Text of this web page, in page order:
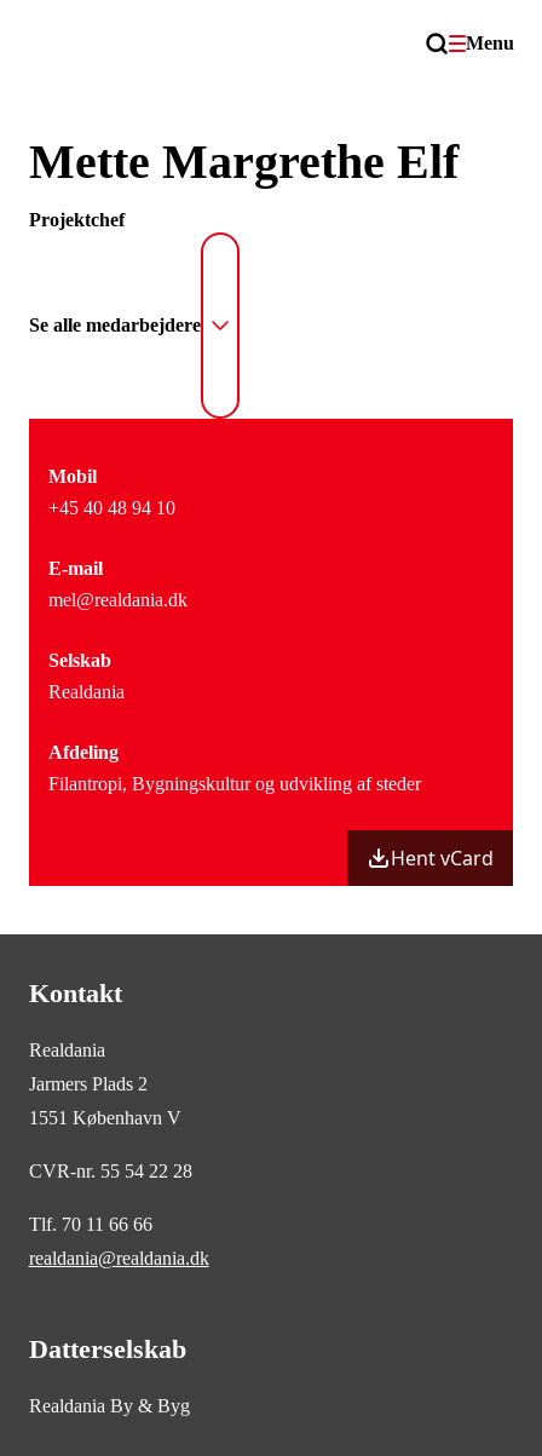
Menu
Mette Margrethe Elf
Projektchef
Se alle medarbejdere
Mobil
+45 40 48 94 10
E-mail
mel@realdania.dk
Selskab
Realdania
Afdeling
Filantropi, Bygningskultur og udvikling af steder
Hent vCard
Kontakt
Realdania
Jarmers Plads 2
1551 København V
CVR-nr. 55 54 22 28
Tlf. 70 11 66 66
realdania@realdania.dk
Datterselskab
Realdania By & Byg